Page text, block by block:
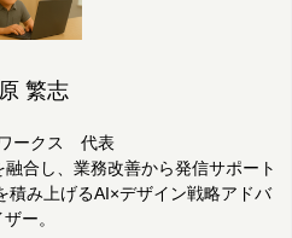
繁志
ークス 代表
合し、業務改善から発信サポート
積み上げるAI×デザイン戦略アドバ
ザー。